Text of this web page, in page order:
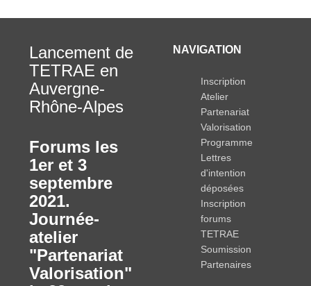
Lancement de
TETRAE en
Auvergne-
Rhône-Alpes
Forums les
1er et 3
septembre
2021.
Journée-
atelier
"Partenariat
Valorisation"
NAVIGATION
Inscription
Atelier
Partenariat
Valorisation
Programme
Lettres
d'intention
déposées
Inscription
forums
TETRAE
Soumission
Partenaires